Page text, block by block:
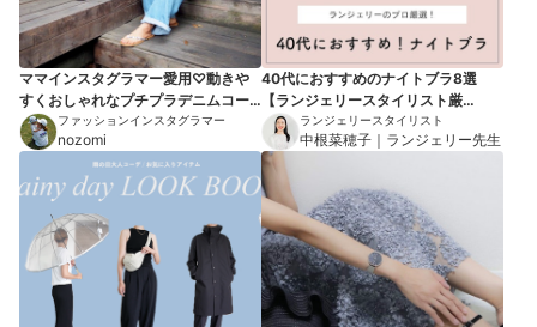
ママインスタグラマー愛用♡動きや
すくおしゃれなプチプラデニムコー
デ9選ファッションインスタグラマー
nozomi
40代におすすめのナイトブラ8選
【ランジェリースタイリスト厳
選！】ランジェリースタイリスト
中根菜穂子｜ランジェリー先生